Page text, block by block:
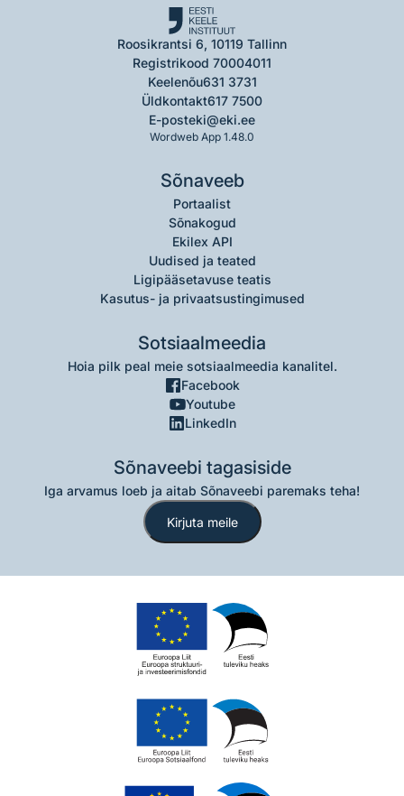
Roosikrantsi 6, 10119 Tallinn
Registrikood 70004011
Keelenõu631 3731
Üldkontakt617 7500
E-posteki@eki.ee
Wordweb App 1.48.0
Sõnaveeb
Portaalist
Sõnakogud
Ekilex API
Uudised ja teated
Ligipääsetavuse teatis
Kasutus- ja privaatsustingimused
Sotsiaalmeedia
Hoia pilk peal meie sotsiaalmeedia kanalitel.
Facebook
Youtube
LinkedIn
Sõnaveebi tagasiside
Iga arvamus loeb ja aitab Sõnaveebi paremaks teha!
Kirjuta meile